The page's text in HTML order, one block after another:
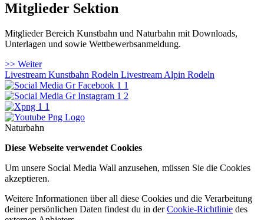
Mitglieder Sektion
Mitglieder Bereich Kunstbahn und Naturbahn mit Downloads,
Unterlagen und sowie Wettbewerbsanmeldung.
>> Weiter
Livestream Kunstbahn Rodeln Livestream Alpin Rodeln
Naturbahn
Diese Webseite verwendet Cookies
Um unsere Social Media Wall anzusehen, müssen Sie die Cookies
akzeptieren.
Weitere Informationen über all diese Cookies und die Verarbeitung
deiner persönlichen Daten findest du in derCookie-Richtlinie des